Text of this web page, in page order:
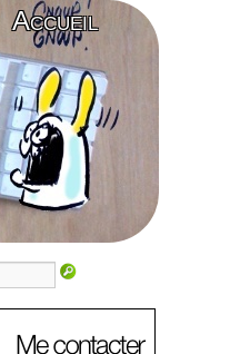
Accueil